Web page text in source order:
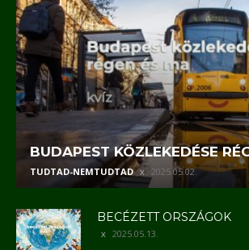
BUDAPEST KÖZLEKEDÉSE
TUDTAD-NEMTUDTAD 2025.05.02.
BECÉZETT ORSZÁGOK
2025.05.13.